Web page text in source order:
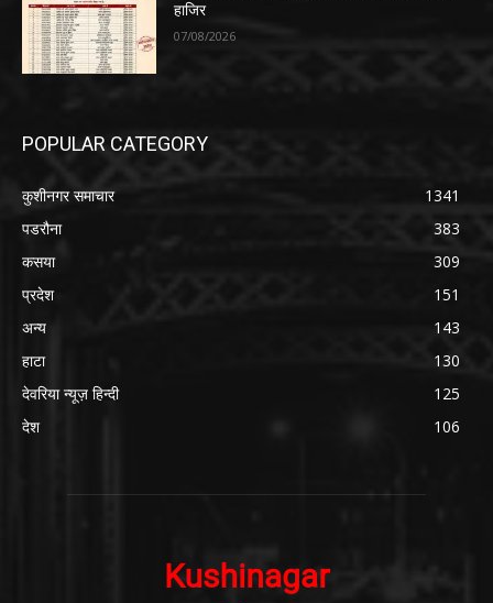
हाजिर
07/08/2026
POPULAR CATEGORY
कुशीनगर समाचार
1341
पडरौना
383
कसया
309
प्रदेश
151
अन्य
143
हाटा
130
देवरिया न्यूज़ हिन्दी
125
देश
106